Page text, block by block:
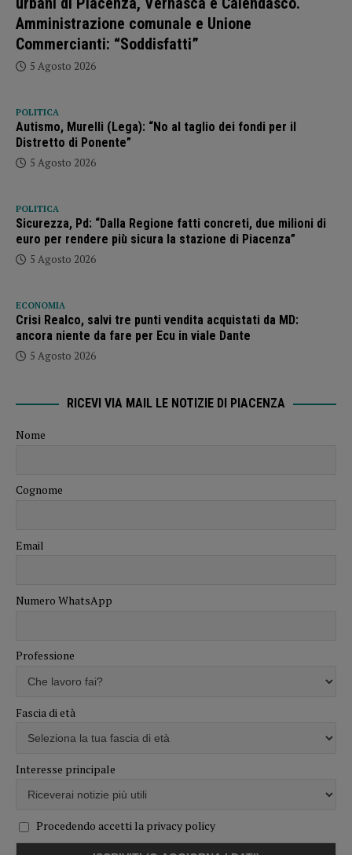
Amministrazione comunale e Unione
Commercianti: “Soddisfatti”
5 Agosto 2026
POLITICA
Autismo, Murelli (Lega): “No al taglio dei fondi per il
Distretto di Ponente”
5 Agosto 2026
POLITICA
Sicurezza, Pd: “Dalla Regione fatti concreti, due milioni di
euro per rendere più sicura la stazione di Piacenza”
5 Agosto 2026
ECONOMIA
Crisi Realco, salvi tre punti vendita acquistati da MD:
ancora niente da fare per Ecu in viale Dante
5 Agosto 2026
RICEVI VIA MAIL LE NOTIZIE DI PIACENZA
Nome
Cognome
Email
Numero WhatsApp
Professione
Fascia di età
Interesse principale
Procedendo accetti la privacy policy